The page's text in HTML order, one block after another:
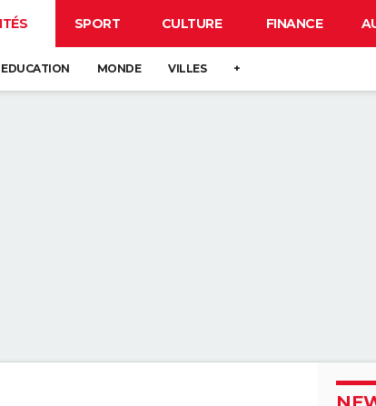
SPORT CULTURE FINANCE
EDUCATION MONDE VILLES +